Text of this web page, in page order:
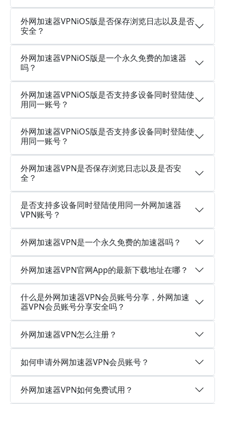
外网加速器VPNiOS版是否保存浏览日志以及是否
安全？
外网加速器VPNiOS版是一个永久免费的加速器
吗？
外网加速器VPNiOS版是否支持多设备同时登陆使
用同一账号？
外网加速器VPNiOS版是否支持多设备同时登陆使
用同一账号？
外网加速器VPN是否保存浏览日志以及是否安
全？
是否支持多设备同时登陆使用同一外网加速器
VPN账号？
外网加速器VPN是一个永久免费的加速器吗？
外网加速器VPN官网App的最新下载地址在哪？
什么是外网加速器VPN会员账号分享，外网加速
器VPN会员账号分享安全吗？
外网加速器VPN怎么注册？
如何申请外网加速器VPN会员账号？
外网加速器VPN如何免费试用？